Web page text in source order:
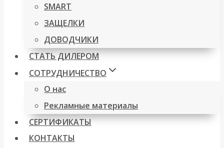
SMART
ЗАЩЕЛКИ
ДОВОДЧИКИ
СТАТЬ ДИЛЕРОМ
СОТРУДНИЧЕСТВО
О нас
Рекламные материалы
СЕРТИФИКАТЫ
КОНТАКТЫ